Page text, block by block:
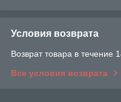
Условия возврата
Возврат товара в течение
Все условия возврата